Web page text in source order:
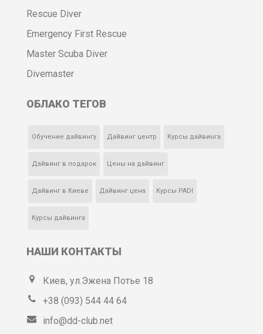
Rescue Diver
Emergency First Rescue
Master Scuba Diver
Divemaster
ОБЛАКО ТЕГОВ
Обучение дайвингу Дайвинг центр Курсы дайвинга
Дайвинг в подарок Цены на дайвинг
Дайвинг в Киеве Дайвинг цена Курсы PADI
Курсы дайвинга
НАШИ КОНТАКТЫ
Киев, ул.Эжена Потье 18
+38 (093) 544 44 64
info@dd-club.net